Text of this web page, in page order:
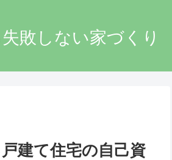
敗しない家づくり
建て住宅の自己資